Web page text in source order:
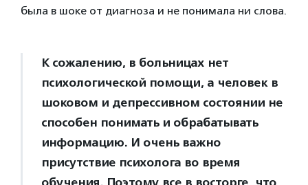
была в шоке от диагноза и не понимала ни слова.
К сожалению, в больницах нет
психологической помощи, а человек в
шоковом и депрессивном состоянии не
способен понимать и обрабатывать
информацию. И очень важно
присутствие психолога во время